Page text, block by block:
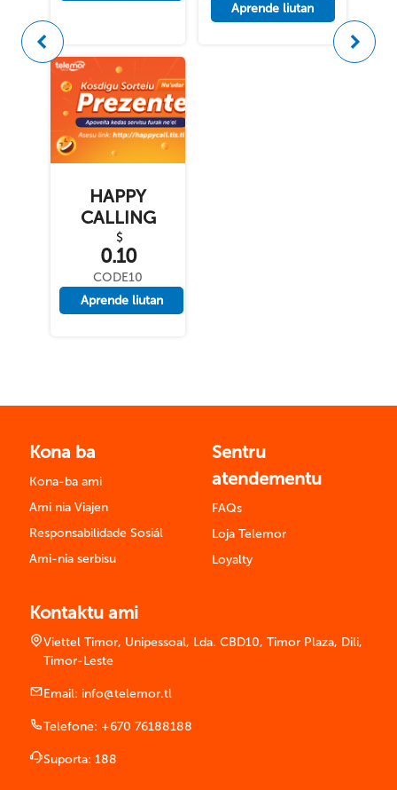
Aprende liutan
HAPPY
CALLING
$
0.10
CODE10
Aprende liutan
Anteriór Tuir mai
Kona ba
Kona-ba ami
Ami nia Viajen
Responsabilidade Sosiál
Ami-nia serbisu
Sentru
atendementu
FAQs
Loja Telemor
Loyalty
Kontaktu ami
Viettel Timor, Unipessoal, Lda. CBD10, Timor Plaza, Dili,
Timor-Leste
Email: info@telemor.tl
Telefone: +670 76188188
Suporta: 188